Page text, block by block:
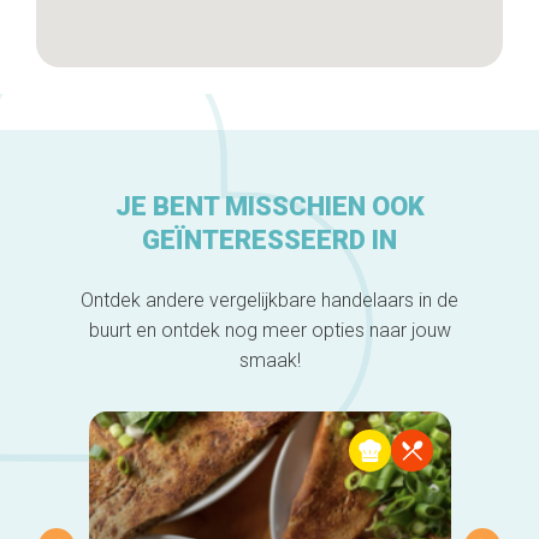
JE BENT MISSCHIEN OOK
GEÏNTERESSEERD IN
Ontdek andere vergelijkbare handelaars in de
buurt en ontdek nog meer opties naar jouw
smaak!